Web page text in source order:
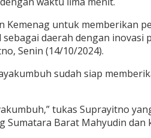
untuk memberikan
daerah dengan
Senin (14/10/2024).
sudah siap
tukas Suprayitno
Barat Mahyudin